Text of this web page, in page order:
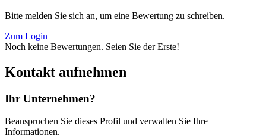
Bitte melden Sie sich an, um eine Bewertung zu schreiben.
Zum Login
Noch keine Bewertungen. Seien Sie der Erste!
Kontakt aufnehmen
Ihr Unternehmen?
Beanspruchen Sie dieses Profil und verwalten Sie Ihre
Informationen.